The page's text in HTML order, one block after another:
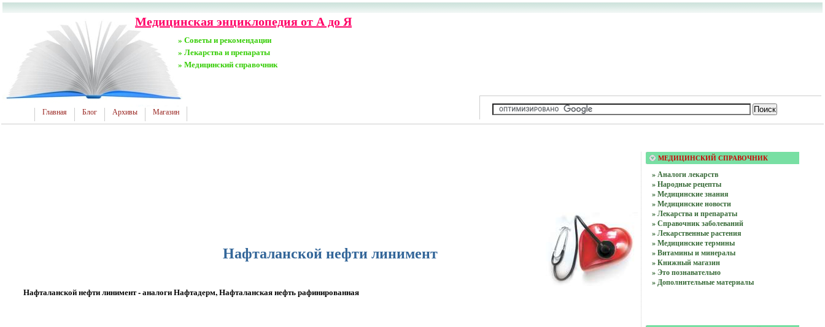
Медицинская энциклопедия от А до Я
» Советы и рекомендации
» Лекарства и препараты
» Медицинский справочник
Главная Блог Архивы Магазин
Нафталанской нефти линимент
Нафталанской нефти линимент - аналоги Нафтадерм, Нафталанская нефть рафинированная
МЕДИЦИНСКИЙ СПРАВОЧНИК
» Аналоги лекарств
» Народные рецепты
» Медицинские знания
» Медицинские новости
» Лекарства и препараты
» Справочник заболеваний
» Лекарственные растения
» Медицинские термины
» Витамины и минералы
» Книжный магазин
» Это познавательно
» Дополнительные материалы